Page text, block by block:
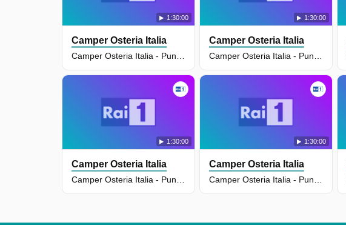
1:30:00
Camper Osteria Italia
1:30:00
Camper Osteria Italia
1:30:00
Camper Osteria Italia
1:30:00
Camper Osteria Italia